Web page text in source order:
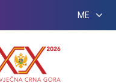
ME